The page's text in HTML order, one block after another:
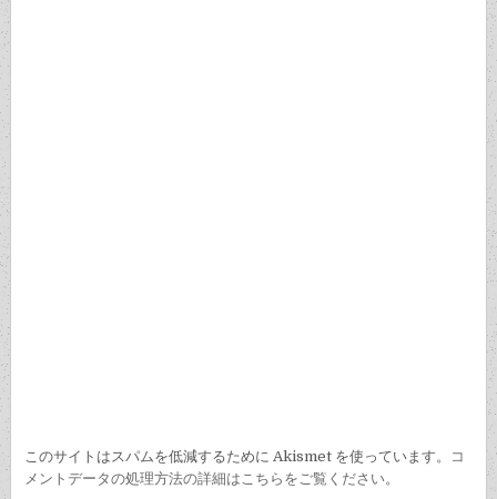
このサイトはスパムを低減するために Akismet を使っています。
コ
メントデータの処理方法の詳細はこちらをご覧ください。